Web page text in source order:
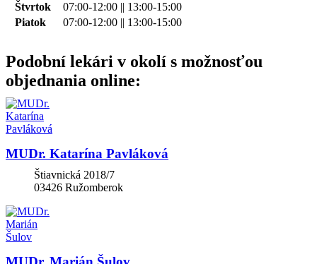
Štvrtok
07:00-12:00 || 13:00-15:00
Piatok
07:00-12:00 || 13:00-15:00
Podobní lekári v okolí s možnosťou
objednania online:
MUDr. Katarína Pavláková
Štiavnická 2018/7
03426 Ružomberok